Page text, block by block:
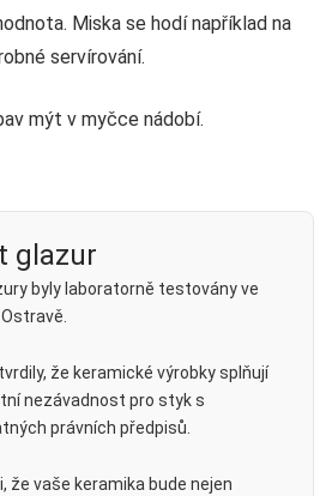
Miska se hodí například na
servírování.
mýt v myčce nádobí.
glazur
byly laboratorně testovány ve
že keramické výrobky splňují
nezávadnost pro styk s
právních předpisů.
že vaše keramika bude nejen